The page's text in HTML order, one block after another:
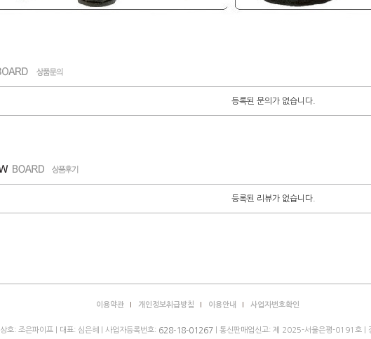
등록된 문의가 없습니다.
등록된 리뷰가 없습니다.
이용약관 개인정보취급방침 이용안내 사업자번호확인
상호: 조은파이프 | 대표: 심은혜 | 사업자등록번호: 628-18-01267| 통신판매업신고: 제 2025-서울은평-0191호 |